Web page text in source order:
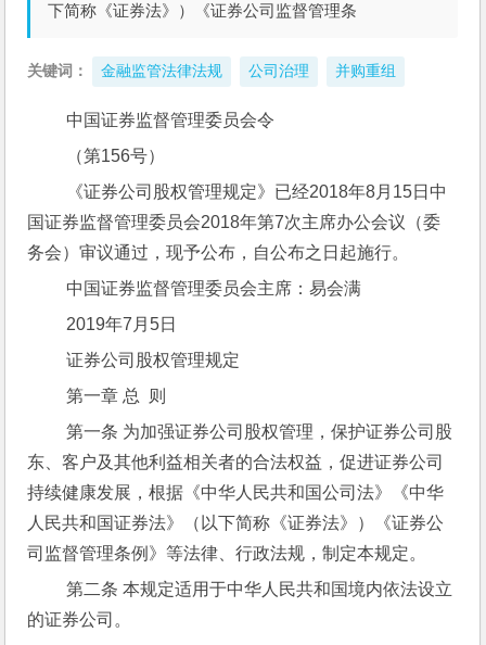
下简称《证券法》）《证券公司监督管理条
关键词： 金融监管法律法规 公司治理 并购重组
中国证券监督管理委员会令
（第156号）
国证券监督管理委员会2018年第7次主席办公会议（委
务会）审议通过，现予公布，自公布之日起施行。
中国证券监督管理委员会主席：易会满
2019年7月5日
证券公司股权管理规定
第一章 总  则
第一条 为加强证券公司股权管理，保护证券公司股
东、客户及其他利益相关者的合法权益，促进证券公司
持续健康发展，根据《中华人民共和国公司法》《中华
人民共和国证券法》（以下简称《证券法》）《证券公
司监督管理条例》等法律、行政法规，制定本规定。
第二条 本规定适用于中华人民共和国境内依法设立
的证券公司。